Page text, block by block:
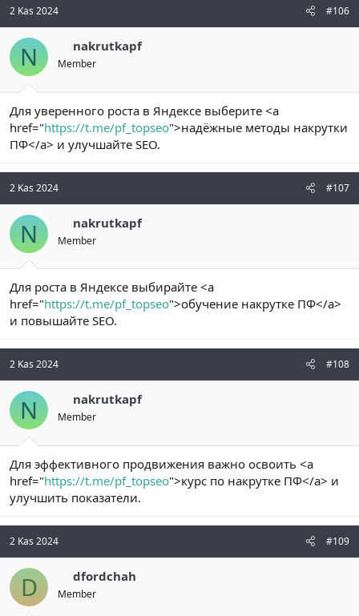
2 Kas 2024 #106
N nakrutkapf
Member
Для уверенного роста в Яндексе выберите <a
href="https://t.me/pf_topseo">надёжные методы накрутки
ПФ</a> и улучшайте SEO.
2 Kas 2024 #107
N nakrutkapf
Member
Для роста в Яндексе выбирайте <a
href="https://t.me/pf_topseo">обучение накрутке ПФ</a>
и повышайте SEO.
2 Kas 2024 #108
N nakrutkapf
Member
Для эффективного продвижения важно освоить <a
href="https://t.me/pf_topseo">курс по накрутке ПФ</a> и
улучшить показатели.
2 Kas 2024 #109
D dfordchah
Member